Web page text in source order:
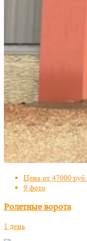
Цена от 47000 руб.
9 фото
Ролетные ворота
1 день